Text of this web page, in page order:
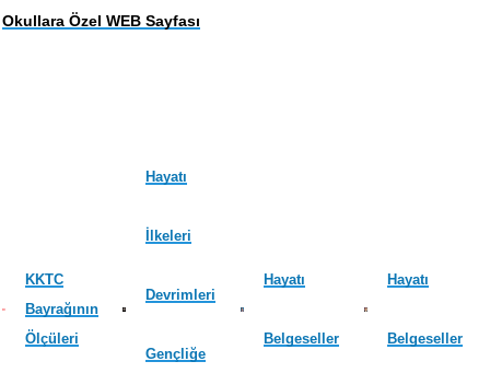
Okullara Özel WEB Sayfası
KKTC
Bayrağının
Ölçüleri
Hayatı
İlkeleri
Devrimleri
Gençliğe
Hayatı
Belgeseller
Hayatı
Belgeseller